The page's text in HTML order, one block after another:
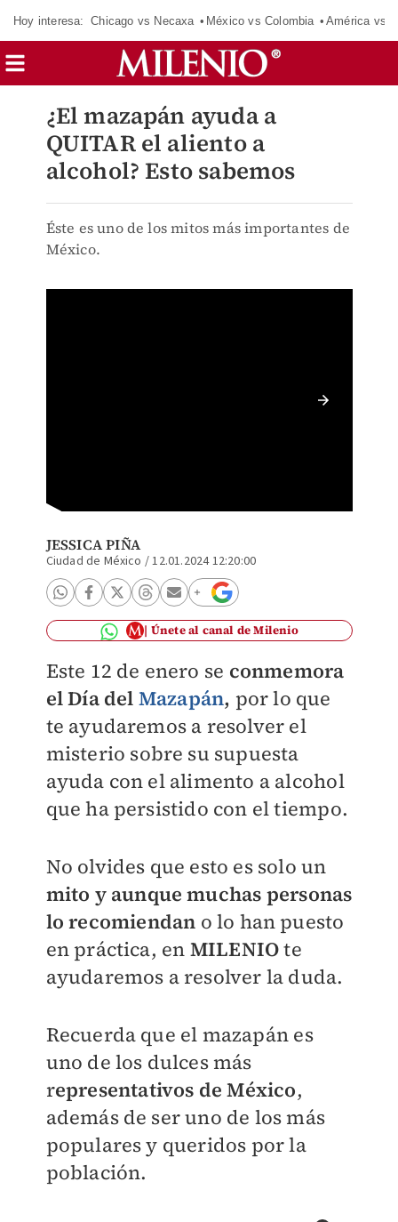
Hoy interesa: Chicago vs Necaxa México vs Colombia América vs
¿El mazapán ayuda a
QUITAR el aliento a
alcohol? Esto sabemos
Éste es uno de los mitos más importantes de
México.
JESSICA PIÑA
Ciudad de México /12.01.2024 12:20:00
Únete al canal de Milenio
Este 12 de enero se conmemora
el Día del Mazapán, por lo que
te ayudaremos a resolver el
misterio sobre su supuesta
ayuda con el alimento a alcohol
que ha persistido con el tiempo.
No olvides que esto es solo un
mito y aunque muchas personas
lo recomiendan o lo han puesto
en práctica, en MILENIOte
ayudaremos a resolver la duda.
Recuerda que el mazapán es
uno de los dulces más
representativos de México,
además de ser uno de los más
populares y queridos por la
población.